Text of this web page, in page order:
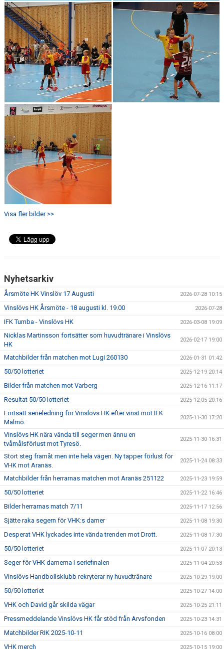
Visa fler bilder >>
Nyhetsarkiv
Årsmöte HK Vinslöv 17 Augusti 2026-07-28 10:15
Vinslövs HK Årsmöte - 18 augusti kl. 19.00 2026-07-28
IFK Tumba - Vinslövs HK 2026-03-08 19:09
Nicklas Martinsson fortsätter som huvudtränare i Vinslövs
HK
2026-02-17 19:00
Matchbilder från matchen mot Lugi 260130 2026-01-31 01:42
50/50 lotteriet 2025-12-19 20:14
Bilder från matchen mot Varberg 2025-12-16 11:17
Resultat 50/50 lotteriet 2025-12-05 20:16
Fortsatt serieledning för Vinslövs HK efter vinst mot IFK
Malmö.
2025-11-30 17:20
Vinslövs HK nära vända till seger men ännu en
tvåmålsförlust mot Tyresö.
2025-11-30 16:31
Stort steg framåt men inte hela vägen. Ny tapper förlust för
VHK mot Aranäs.
2025-11-24 08:33
Matchbilder från herrarnas matchen mot Aranäs 251122 2025-11-23 19:59
50/50 lotteriet 2025-11-22 16:46
Bilder herrarnas match 7/11 2025-11-17 12:56
Sjätte raka segern för VHK:s damer 2025-11-08 19:30
Desperat VHK lyckades inte vända trenden mot Drott. 2025-11-08 17:30
50/50 lotteriet 2025-11-07 20:13
Seger för VHK damerna i seriefinalen 2025-11-04 20:53
Vinslövs Handbollsklubb rekryterar ny huvudtränare 2025-10-29 19:00
50/50 lotteriet 2025-10-27 14:00
VHK och David går skilda vägar 2025-10-25 21:11
Pressmeddelande Vinslövs HK får stöd från Arvsfonden 2025-10-23 14:31
Matchbilder RIK 2025-10-11 2025-10-16 08:00
VHK merch 2025-10-15 19:00